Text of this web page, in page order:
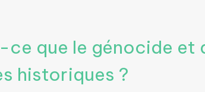
ce que le génocide et
historiques ?